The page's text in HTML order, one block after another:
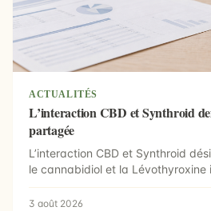
ACTUALITÉS
L’interaction CBD et Synthroid
partagée
L’interaction CBD et Synthroid
le cannabidiol et la Lévothyroxine
3 août 2026